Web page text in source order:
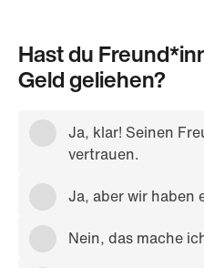
Hast du
Geld geliehen?
Ja, klar! Seinen
vertrauen.
Ja, aber wir haben
Nein, das mache